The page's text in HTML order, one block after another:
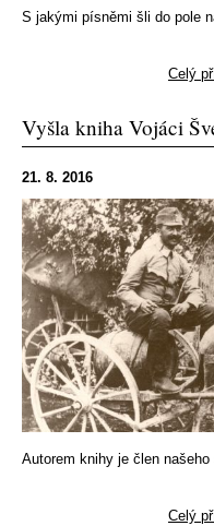
S jakými písněmi šli do pole
Celý
Vyšla kniha Vojáci
21. 8. 2016
Autorem knihy je člen našeho
Celý